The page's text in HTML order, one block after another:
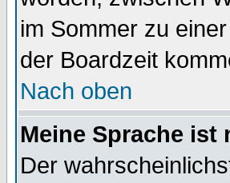
im Sommer zu
der Boardzeit
Nach oben
Meine Sprache
Der